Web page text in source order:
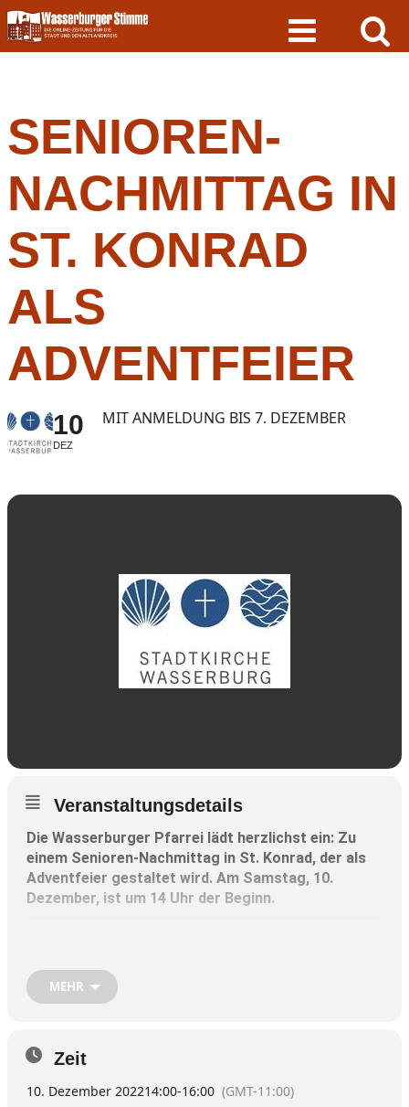
Skip
to
content
SENIOREN-
NACHMITTAG IN
ST. KONRAD
ALS
ADVENTFEIER
10
DEZ
MIT ANMELDUNG BIS 7. DEZEMBER
Veranstaltungsdetails
Die Wasserburger Pfarrei lädt herzlichst ein: Zu
einem Senioren-Nachmittag in St. Konrad, der als
Adventfeier gestaltet wird. Am Samstag, 10.
Dezember, ist um 14 Uhr der Beginn.
Jungfrau von Guadalupe in Mexiko.
und adventliche Geschichten.
Der Nachmittag endet gegen 17 Uhr mit einer
Brotzeit.
MEHR
Zeit
10. Dezember 202214:00-16:00 (GMT-11:00)